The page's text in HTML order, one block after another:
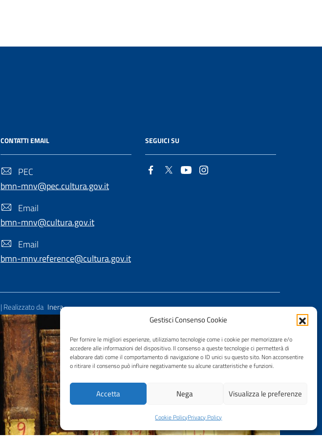
Gestisci Consenso Cookie
Per fornire le migliori esperienze, utilizziamo tecnologie come i cookie per memorizzare e/o
accedere alle informazioni del dispositivo. Il consenso a queste tecnologie ci permetterà di
elaborare dati come il comportamento di navigazione o ID unici su questo sito. Non acconsentire
o ritirare il consenso può influire negativamente su alcune caratteristiche e funzioni.
Accetta Nega Visualizza le preferenze
Cookie PolicyPrivacy Policy
CONTATTI EMAIL
PEC
bmn-mnv@pec.cultura.gov.it
Email
bmn-mnv@cultura.gov.it
Email
bmn-mnv.reference@cultura.gov.it
SEGUICI SU
| Realizzato da Inera